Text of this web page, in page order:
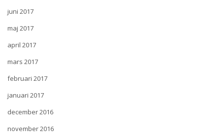
juni 2017
maj 2017
april 2017
mars 2017
februari 2017
januari 2017
december 2016
november 2016